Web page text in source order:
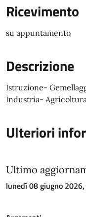
Ricevimento
su appuntamento
Descrizione
Istruzione-
Industria-
Ulteriori
Ultimo
lunedì 08 giugno